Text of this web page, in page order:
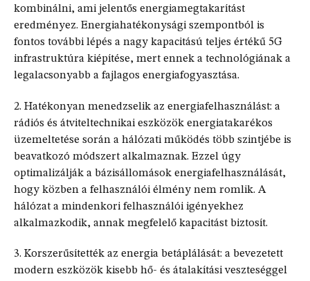
kombinálni, ami jelentős energiamegtakarítást
eredményez. Energiahatékonysági szempontból is
fontos további lépés a nagy kapacitású teljes értékű 5G
infrastruktúra kiépítése, mert ennek a technológiának a
legalacsonyabb a fajlagos energiafogyasztása.
2. Hatékonyan menedzselik az energiafelhasználást: a
rádiós és átviteltechnikai eszközök energiatakarékos
üzemeltetése során a hálózati működés több szintjébe is
beavatkozó módszert alkalmaznak. Ezzel úgy
optimalizálják a bázisállomások energiafelhasználását,
hogy közben a felhasználói élmény nem romlik. A
hálózat a mindenkori felhasználói igényekhez
alkalmazkodik, annak megfelelő kapacitást biztosít.
3. Korszerűsítették az energia betáplálását: a bevezetett
modern eszközök kisebb hő- és átalakítási veszteséggel